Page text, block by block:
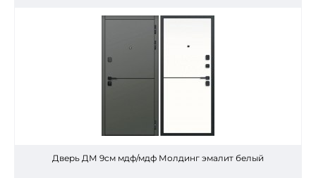
Дверь ДМ 9см мдф/мдф Молдинг эмалит белый